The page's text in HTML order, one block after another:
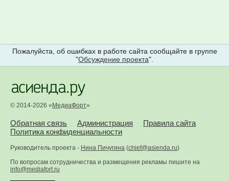
Пожалуйста, об ошибках в работе сайта сообщайте в группе
"Обсуждение проекта".
© 2014-2026 « МедиаФорт»
Обратная связь Администрация
Правила сайта
Политика конфиденциальности
Руководитель проекта - Нина Пичугина (chief@asienda.ru)
По вопросам сотрудничества и размещения рекламы пишите на
info@mediafort.ru